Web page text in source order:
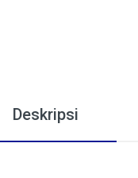
Deskripsi